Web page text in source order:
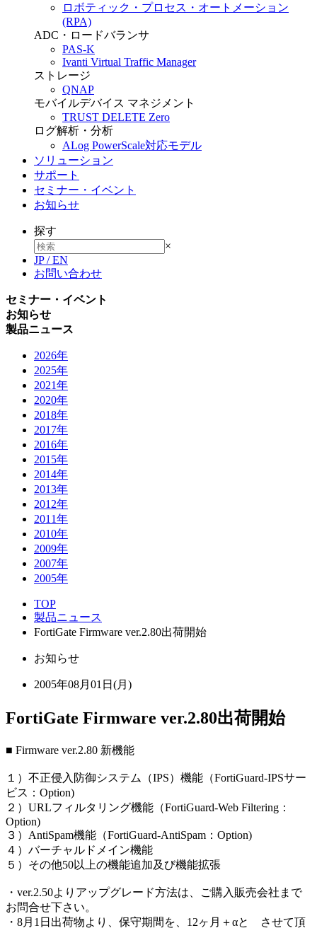
ロボティック・プロセス・オートメーション
(RPA)
ADC・ロードバランサ
PAS-K
Ivanti Virtual Traffic Manager
ストレージ
QNAP
モバイルデバイス マネジメント
TRUST DELETE Zero
ログ解析・分析
ALog PowerScale対応モデル
ソリューション
サポート
セミナー・イベント
お知らせ
探す
×
JP/EN
お問い合わせ
セミナー・イベント
お知らせ
製品ニュース
2026年
2025年
2021年
2020年
2018年
2017年
2016年
2015年
2014年
2013年
2012年
2011年
2010年
2009年
2007年
2005年
TOP
製品ニュース
FortiGate Firmware ver.2.80出荷開始
お知らせ
2005年08月01日(月)
FortiGate Firmware ver.2.80出荷開始
■ Firmware ver.2.80 新機能
１）不正侵入防御システム（IPS）機能（FortiGuard-IPSサー
ビス：Option)
２）URLフィルタリング機能（FortiGuard-Web Filtering：
Option)
３）AntiSpam機能（FortiGuard-AntiSpam：Option)
４）バーチャルドメイン機能
５）その他50以上の機能追加及び機能拡張
・ver.2.50よりアップグレード方法は、ご購入販売会社まで
お問合せ下さい。
・8月1日出荷物より、保守期間を、12ヶ月＋αと させて頂